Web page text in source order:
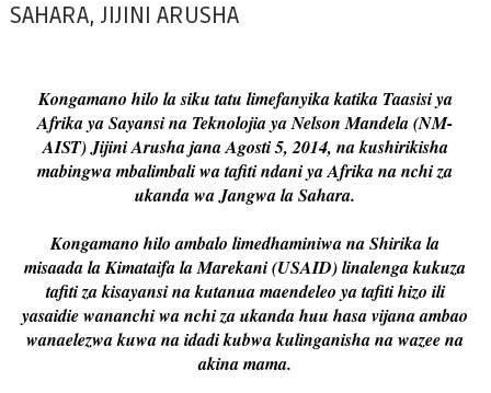
SAHARA, JIJINI ARUSHA
Kongamano hilo la siku tatu limefanyika katika Taasisi ya
Afrika ya Sayansi na Teknolojia ya Nelson Mandela (NM-
AIST) Jijini Arusha jana Agosti 5, 2014, na kushirikisha
mabingwa mbalimbali wa tafiti ndani ya Afrika na nchi za
ukanda wa Jangwa la Sahara.
Kongamano hilo ambalo limedhaminiwa na Shirika la
misaada la Kimataifa la Marekani (USAID) linalenga kukuza
tafiti za kisayansi na kutanua maendeleo ya tafiti hizo ili
yasaidie wananchi wa nchi za ukanda huu hasa vijana ambao
wanaelezwa kuwa na idadi kubwa kulinganisha na wazee na
akina mama.